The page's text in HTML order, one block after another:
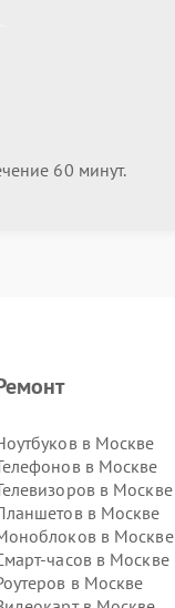
60 минут.
в Москве
в Москве
в Москве
в Москве
в Москве
часов в Москве
в Москве